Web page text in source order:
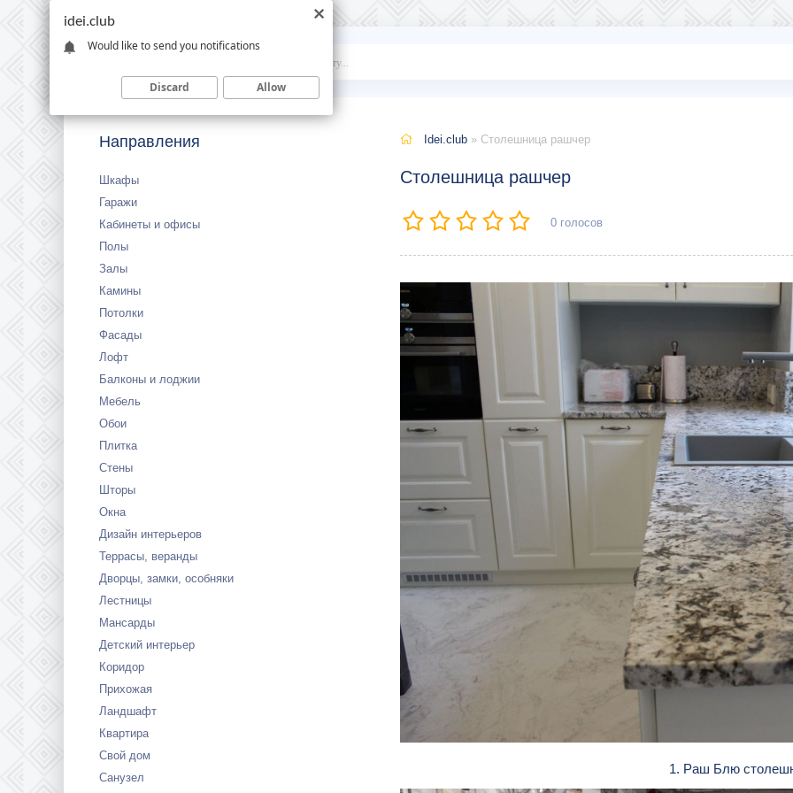
Idei
Направления
Шкафы
Гаражи
Кабинеты и офисы
Полы
Залы
Камины
Потолки
Фасады
Лофт
Балконы и лоджии
Мебель
Обои
Плитка
Стены
Шторы
Окна
Дизайн интерьеров
Террасы, веранды
Дворцы, замки, особняки
Лестницы
Мансарды
Детский интерьер
Коридор
Прихожая
Ландшафт
Квартира
Свой дом
Санузел
Idei.club » Столешница рашчер
Столешница рашчер
0 голосов
1. Раш Блю
idei.club
Would like to send you notifications
Discard Allow